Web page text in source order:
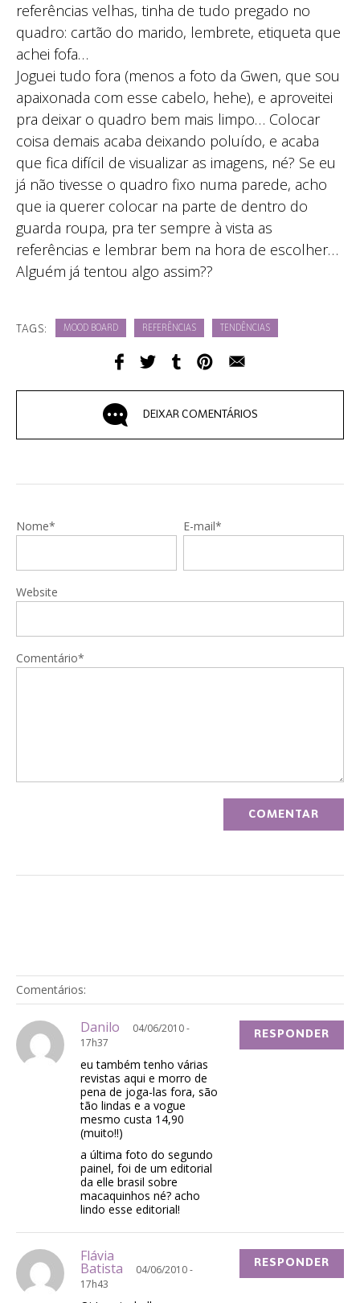
referências velhas, tinha de tudo pregado no
quadro: cartão do marido, lembrete, etiqueta que
achei fofa…
Joguei tudo fora (menos a foto da Gwen, que sou
apaixonada com esse cabelo, hehe), e aproveitei
pra deixar o quadro bem mais limpo… Colocar
coisa demais acaba deixando poluído, e acaba
que fica difícil de visualizar as imagens, né? Se eu
já não tivesse o quadro fixo numa parede, acho
que ia querer colocar na parte de dentro do
guarda roupa, pra ter sempre à vista as
referências e lembrar bem na hora de escolher…
Alguém já tentou algo assim??
TAGS: MOOD BOARD REFERÊNCIAS TENDÊNCIAS
DEIXAR COMENTÁRIOS
Nome* E-mail*
Website
Comentário*
Comentários:
Danilo
04/06/2010 -
17h37
eu também tenho várias
revistas aqui e morro de
pena de joga-las fora, são
tão lindas e a vogue
mesmo custa 14,90
(muito!!)
a última foto do segundo
painel, foi de um editorial
da elle brasil sobre
macaquinhos né? acho
lindo esse editorial!
RESPONDER
Flávia
Batista
04/06/2010 -
17h43
RESPONDER